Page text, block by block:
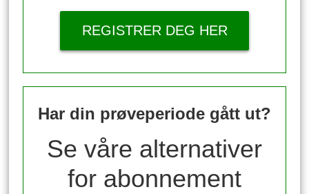
REGISTRER DEG HER
Har din prøveperiode gått ut?
Se våre alternativer
for abonnement